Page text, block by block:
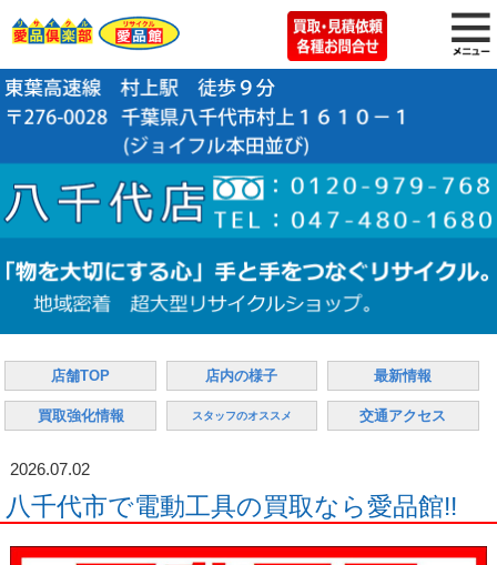
店舗TOP 店内の様子 最新情報
買取強化情報 スタッフのオススメ 交通アクセス
2026.07.02
八千代市で電動工具の買取なら愛品館!!